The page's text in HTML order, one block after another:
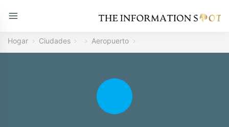
Hogar Ciudades Aeropuerto